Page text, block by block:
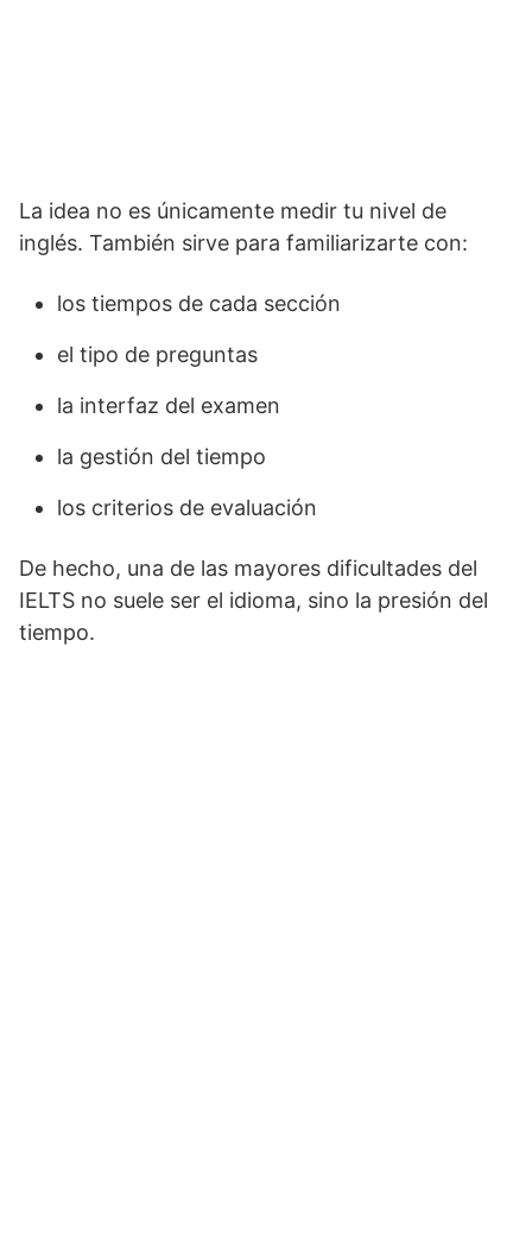
La idea no es únicamente medir tu nivel de
inglés. También sirve para familiarizarte con:
los tiempos de cada sección
el tipo de preguntas
la interfaz del examen
la gestión del tiempo
los criterios de evaluación
De hecho, una de las mayores dificultades del
IELTS no suele ser el idioma, sino la presión del
tiempo.